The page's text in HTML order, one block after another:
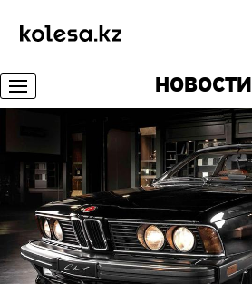
НОВОСТИ